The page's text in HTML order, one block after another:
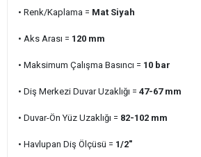
• Renk/Kaplama = Mat Siyah
• Aks Arası = 120 mm
• Maksimum Çalışma Basıncı = 10 bar
• Diş Merkezi Duvar Uzaklığı = 47-67 mm
• Duvar-Ön Yüz Uzaklığı = 82-102 mm
• Havlupan Diş Ölçüsü = 1/2"